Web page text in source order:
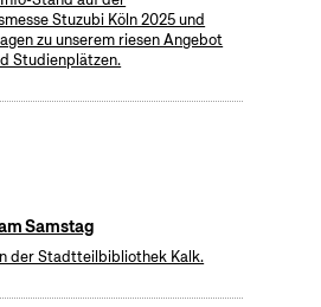
Stuzubi Köln 2025 und
zu unserem riesen Angebot
Studienplätzen.
Samstag
der Stadtteilbibliothek Kalk.